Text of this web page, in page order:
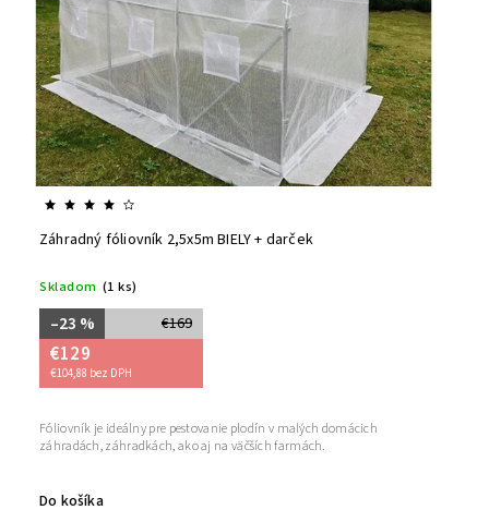
Záhradný fóliovník 2,5x5m BIELY + darček
Skladom (1 ks)
€169
–23 %
€129
€104,88 bez DPH
Do košíka
Fóliovník je ideálny pre pestovanie plodín v malých domácich
záhradách, záhradkách, ako aj na väčších farmách.